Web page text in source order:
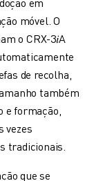
móvel. O
o CRX-3𝑖A
de recolha,
também
formação,
vezes
tradicionais.
que se